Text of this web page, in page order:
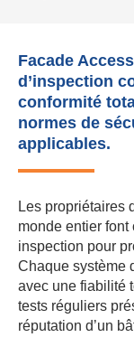
Facade
d’inspection
conformité
normes de
applicables.
Les propriétaires
monde entier
inspection pour
Chaque système
avec une fiabilité
tests réguliers
réputation d’un